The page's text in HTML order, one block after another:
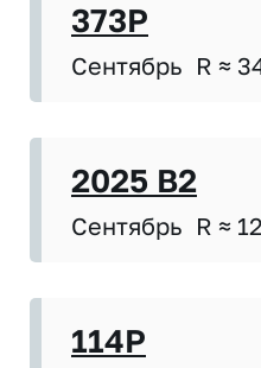
373P
Сентябрь R ≈
2025 B2
Сентябрь R ≈
114P